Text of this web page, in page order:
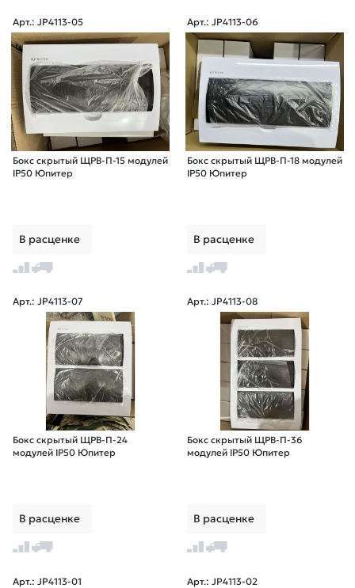
Арт.: JP4113-05
Бокс скрытый ЩРВ-П-15 модулей
IP50 Юпитер
В расценке
Арт.: JP4113-06
Бокс скрытый ЩРВ-П-18 модулей
IP50 Юпитер
В расценке
Арт.: JP4113-07
Бокс скрытый ЩРВ-П-24
модулей IP50 Юпитер
В расценке
Арт.: JP4113-08
Бокс скрытый ЩРВ-П-36
модулей IP50 Юпитер
В расценке
Арт.: JP4113-01 Арт.: JP4113-02